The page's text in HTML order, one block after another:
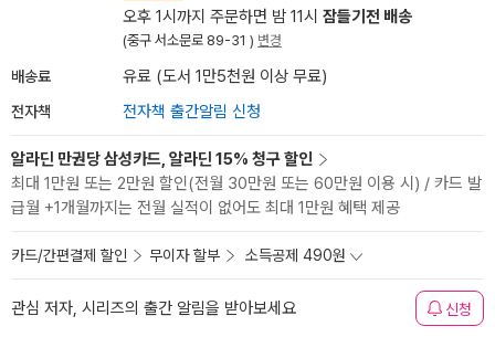
오후 1시까지 주문하면 밤 11시 잠들기전 배송
(중구 서소문로 89-31 ) 변경
배송료 유료 (도서 1만5천원 이상 무료)
전자책 전자책 출간알림 신청
알라딘 만권당 삼성카드, 알라딘 15% 청구 할인
최대 1만원 또는 2만원 할인(전월 30만원 또는 60만원 이용 시) / 카드 발
급월 +1개월까지는 전월 실적이 없어도 최대 1만원 혜택 제공
카드/간편결제 할인 무이자 할부 소득공제 490원
관심 저자, 시리즈의 출간 알림을 받아보세요 신청